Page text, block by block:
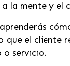
la mente y el
que el cliente
o servicio.